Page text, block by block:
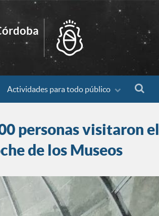
Actividades para todo público
personas visitaron el
de los Museos